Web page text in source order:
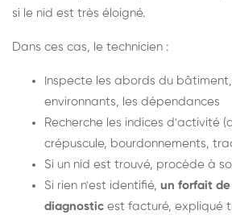
si le nid est très éloigné.
Dans ces cas, le technicien :
Inspecte les abords du
environnants, les dépendances
Recherche les indices d'activité
crépuscule, bourdonnements,
Si un nid est trouvé, procède à
Si rien n'est identifié, un forfait
diagnostic est facturé, expliqué